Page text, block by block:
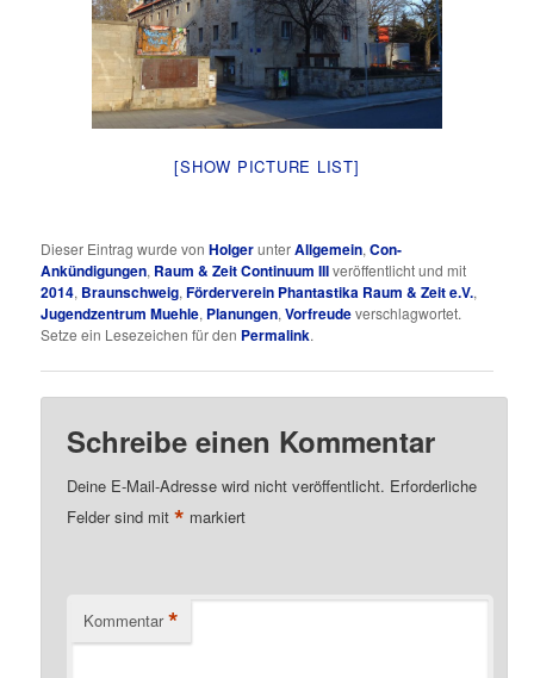
[SHOW PICTURE LIST]
Dieser Eintrag wurde vonHolgerunterAllgemein,Con-
Ankündigungen, Raum & Zeit Continuum IIIveröffentlicht und mit
2014, Braunschweig,Förderverein Phantastika Raum & Zeit e.V.,
Jugendzentrum Muehle, Planungen,Vorfreudeverschlagwortet.
Setze ein Lesezeichen für den Permalink.
Schreibe einen Kommentar
Deine E-Mail-Adresse wird nicht veröffentlicht. Erforderliche
Felder sind mit* markiert
Kommentar *